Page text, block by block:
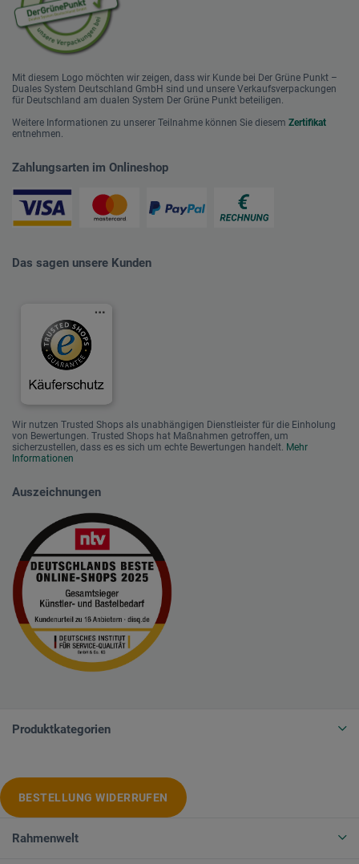
Mit diesem Logo möchten wir zeigen, dass wir Kunde bei Der Grüne Punkt –
Duales System Deutschland GmbH sind und unsere Verkaufsverpackungen
für Deutschland am dualen System Der Grüne Punkt beteiligen.
Weitere Informationen zu unserer Teilnahme können Sie diesem Zertifikat
entnehmen.
Zahlungsarten im Onlineshop
Das sagen unsere Kunden
Wir nutzen Trusted Shops als unabhängigen Dienstleister für die Einholung
von Bewertungen. Trusted Shops hat Maßnahmen getroffen, um
sicherzustellen, dass es es sich um echte Bewertungen handelt. Mehr
Informationen
Auszeichnungen
Produktkategorien
BESTELLUNG WIDERRUFEN
Rahmenwelt